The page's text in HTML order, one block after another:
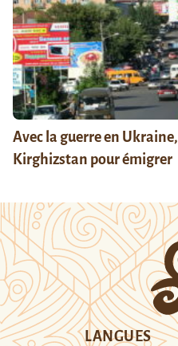
Avec la guerre en
Kirghizstan pour émigrer
LANGUES